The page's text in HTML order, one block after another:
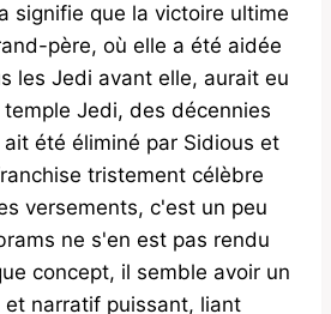
signifie que la victoire ultime
père, où elle a été aidée
les Jedi avant elle, aurait eu
Jedi, des décennies
été éliminé par Sidious et
tristement célèbre
versements, c'est un peu
ne s'en est pas rendu
concept, il semble avoir un
narratif puissant, liant